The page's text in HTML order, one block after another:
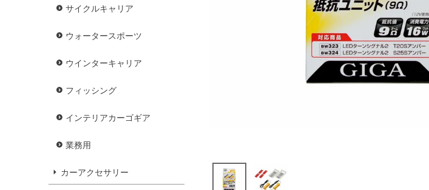
サイクルキャリア
ウォータースポーツ
ウインターキャリア
フィッシング
インテリアカーゴギア
業務用
カーアクセサリー